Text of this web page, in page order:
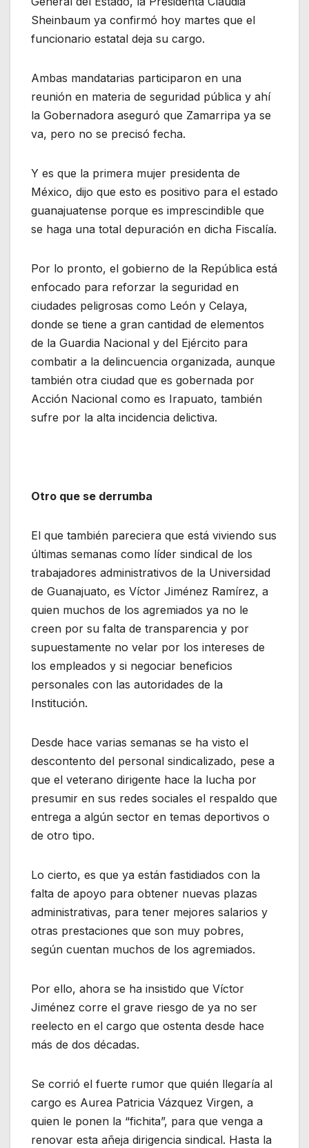
Sheinbaum ya confirmó hoy martes que el
funcionario estatal deja su cargo.
Ambas mandatarias participaron en una
reunión en materia de seguridad pública y ahí
la Gobernadora aseguró que Zamarripa ya se
va, pero no se precisó fecha.
Y es que la primera mujer presidenta de
México, dijo que esto es positivo para el estado
guanajuatense porque es imprescindible que
se haga una total depuración en dicha Fiscalía.
Por lo pronto, el gobierno de la República está
enfocado para reforzar la seguridad en
ciudades peligrosas como León y Celaya,
donde se tiene a gran cantidad de elementos
de la Guardia Nacional y del Ejército para
combatir a la delincuencia organizada, aunque
también otra ciudad que es gobernada por
Acción Nacional como es Irapuato, también
sufre por la alta incidencia delictiva.
Otro que se derrumba
El que también pareciera que está viviendo sus
últimas semanas como líder sindical de los
trabajadores administrativos de la Universidad
de Guanajuato, es Víctor Jiménez Ramírez, a
quien muchos de los agremiados ya no le
creen por su falta de transparencia y por
supuestamente no velar por los intereses de
los empleados y si negociar beneficios
personales con las autoridades de la
Institución.
Desde hace varias semanas se ha visto el
descontento del personal sindicalizado, pese a
que el veterano dirigente hace la lucha por
presumir en sus redes sociales el respaldo que
entrega a algún sector en temas deportivos o
de otro tipo.
Lo cierto, es que ya están fastidiados con la
falta de apoyo para obtener nuevas plazas
administrativas, para tener mejores salarios y
otras prestaciones que son muy pobres,
según cuentan muchos de los agremiados.
Por ello, ahora se ha insistido que Víctor
Jiménez corre el grave riesgo de ya no ser
reelecto en el cargo que ostenta desde hace
más de dos décadas.
Se corrió el fuerte rumor que quién llegaría al
cargo es Aurea Patricia Vázquez Virgen, a
quien le ponen la “fichita”, para que venga a
renovar esta añeja dirigencia sindical. Hasta la